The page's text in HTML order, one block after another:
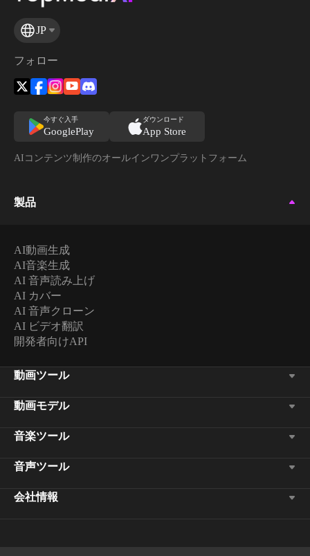
JP
フォロー
今すぐ入手
GooglePlay
ダウンロード
App Store
AIコンテンツ制作のオールインワンプラットフォーム
製品
AI動画生成
AI音楽生成
AI 音声読み上げ
AI カバー
AI 音声クローン
AI ビデオ翻訳
開発者向けAPI
動画ツール
動画モデル
音楽ツール
音声ツール
会社情報